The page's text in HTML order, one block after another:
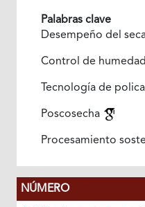
Palabras clave
Desempeño del
Control de humedad
Tecnología de
Poscosecha
Procesamiento
NÚMERO